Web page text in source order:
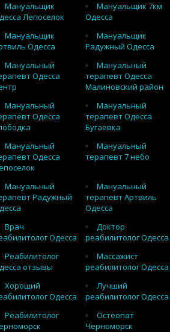
Мануальщик
Лепоселок
Мануальщик 7км
Одесса
Мануальщик
Одесса
Мануальщик
Радужный Одесса
Мануальный
Одесса
Мануальный
терапевт Одесса
Малиновский район
Мануальный
Одесса
Мануальный
терапевт Одесса
Бугаевка
Мануальный
Одесса
Мануальный
терапевт 7 небо
Мануальный
Радужный
Мануальный
терапевт Артвиль
Одесса
Врач
Одесса
Доктор
реабилитолог Одесса
Реабилитолог
отзывы
Массажист
реабилитолог Одесса
Хороший
Одесса
Лучший
реабилитолог Одесса
Реабилитолог
Остеопат
Черноморск